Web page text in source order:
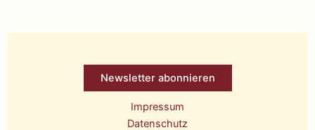
Newsletter abonnieren
Impressum
Datenschutz